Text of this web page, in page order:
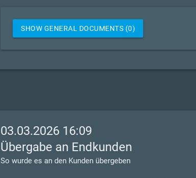
SHOW GENERAL DOCUMENTS (0)
03.03.2026 16:09
Übergabe an Endkunden
So wurde es an den Kunden übergeben